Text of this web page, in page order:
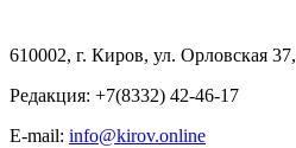
610002, г. Киров, ул. Орловская
Редакция: +7(8332) 42-46-17
E-mail: info@kirov.online